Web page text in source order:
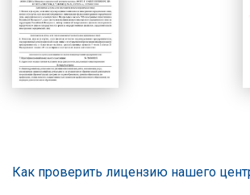
Как проверить лицензию нашего